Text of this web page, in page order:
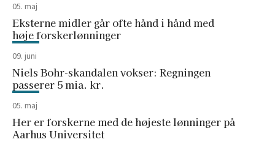
05. maj
Eksterne midler går ofte hånd i hånd med
høje forskerlønninger
09. juni
Niels Bohr-skandalen vokser: Regningen
passerer 5 mia. kr.
05. maj
Her er forskerne med de højeste lønninger på
Aarhus Universitet